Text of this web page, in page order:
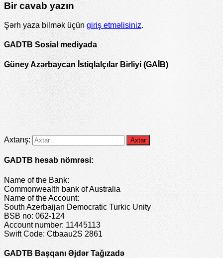
Bir cavab yazın
Şərh yaza bilmək üçün giriş etməlisiniz.
GADTB Sosial mediyada
Güney Azərbaycan İstiqlalçılar Birliyi (GAİB)
Axtarış:
GADTB hesab nömrəsi:
Name of the Bank:
Commonwealth bank of Australia
Name of the Account:
South Azerbaijan Democratic Turkic Unity
BSB no: 062-124
Account number: 11445113
Swift Code: Ctbaau2S 2861
GADTB Başqanı Əjdər Tağızadə